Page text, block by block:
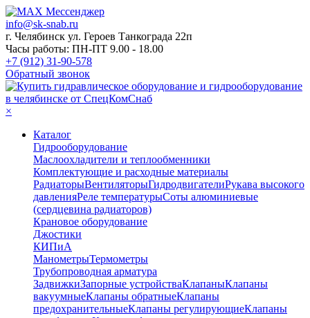
info@sk-snab.ru
г. Челябинск ул. Героев Танкограда 22п
Часы работы: ПН-ПТ 9.00 - 18.00
+7 (912) 31-90-578
Обратный звонок
×
Каталог
Гидрооборудование
Маслоохладители и теплообменники
Комплектующие и расходные материалы
РадиаторыВентиляторыГидродвигателиРукава высокого
давленияРеле температурыСоты алюминиевые
(сердцевина радиаторов)
Крановое оборудование
Джостики
КИПиА
МанометрыТермометры
Трубопроводная арматура
ЗадвижкиЗапорные устройстваКлапаныКлапаны
вакуумныеКлапаны обратныеКлапаны
предохранительныеКлапаны регулирующиеКлапаны